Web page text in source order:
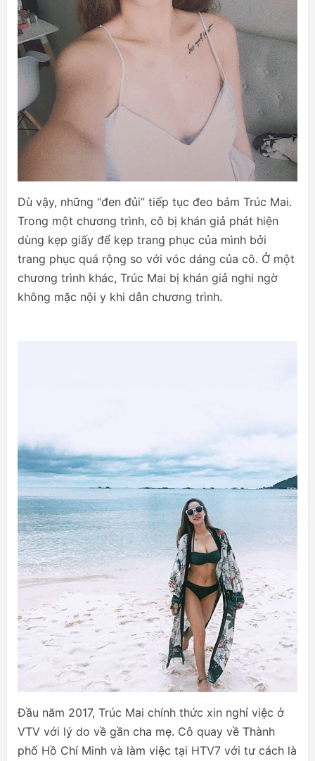
Dù vậy, những “đen đủi” tiếp tục đeo bám Trúc Mai.
Trong một chương trình, cô bị khán giả phát hiện
dùng kẹp giấy để kẹp trang phục của mình bởi
trang phục quá rộng so với vóc dáng của cô. Ở một
chương trình khác, Trúc Mai bị khán giả nghi ngờ
không mặc nội y khi dẫn chương trình.
Đầu năm 2017, Trúc Mai chính thức xin nghỉ việc ở
VTV với lý do về gần cha mẹ. Cô quay về Thành
phố Hồ Chí Minh và làm việc tại HTV7 với tư cách là